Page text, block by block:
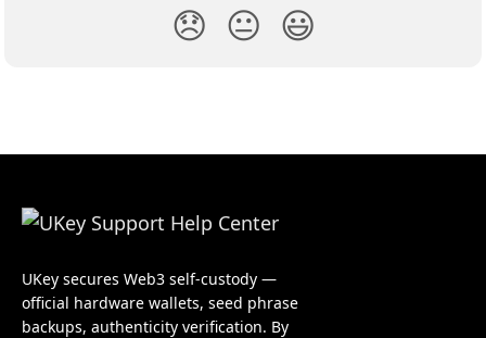
😞 😐 😃
UKey secures Web3 self-custody —
official hardware wallets, seed phrase
backups, authenticity verification. By